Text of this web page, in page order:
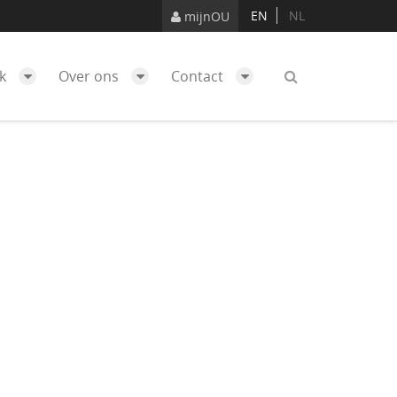
mijnOU EN NL
Over ons Contact